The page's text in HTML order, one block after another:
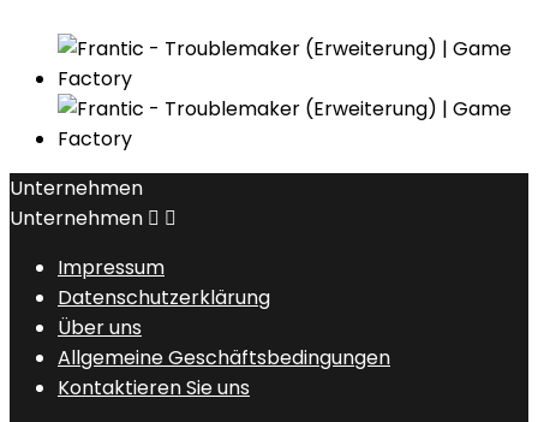
Unternehmen
Unternehmen  
Impressum
Datenschutzerklärung
Über uns
Allgemeine Geschäftsbedingungen
Kontaktieren Sie uns